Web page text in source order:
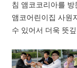
침 앰코코리아를
앰코어린이집 사원
수 있어서 더욱 뜻